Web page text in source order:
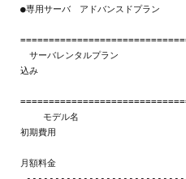
●専用サーバ　アドバンスドプラン
サーバレンタルプラン  　　
込み
初期費用
月額料金